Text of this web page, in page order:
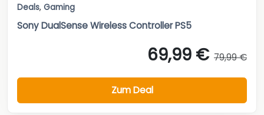
Deals, Gaming
Sony DualSense Wireless Controller PS5
69,99 € 79,99 €
Zum Deal